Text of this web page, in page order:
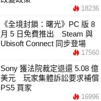
18236
《全境封鎖：曙光》PC 版 8
月 5 日免費推出 Steam 與
Ubisoft Connect 同步登場
17560
Sony 獲法院裁定退還 5.08 億
美元 玩家集體訴訟要求補償
PS5 買家
16996